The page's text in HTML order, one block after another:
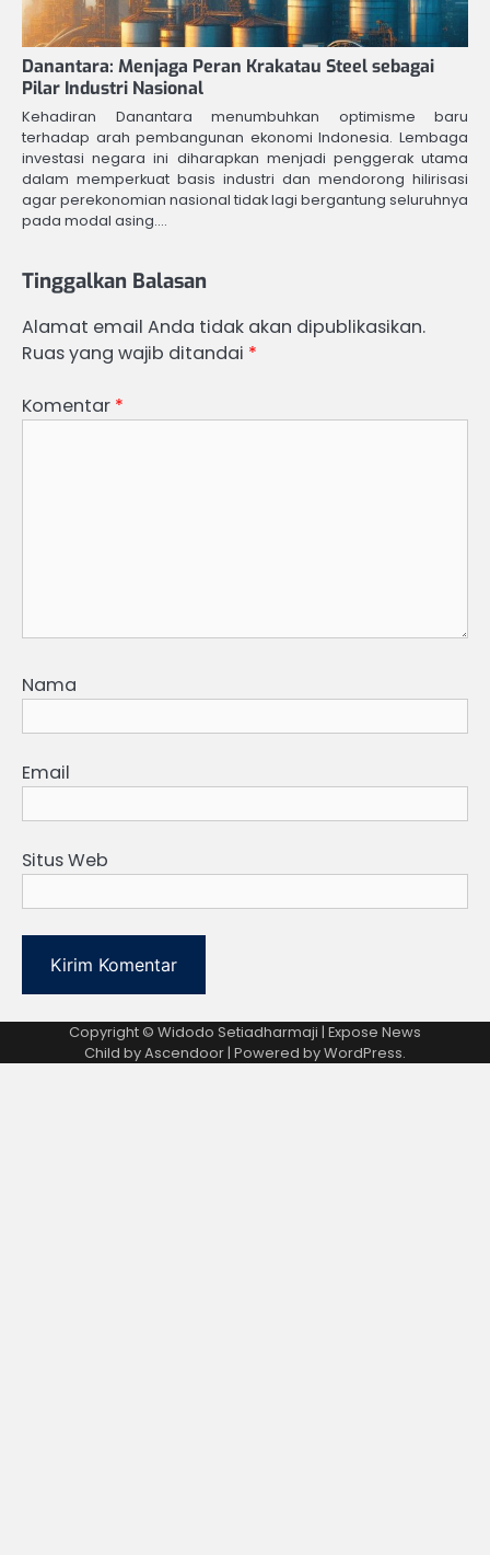
Danantara: Menjaga Peran Krakatau Steel sebagai
Pilar Industri Nasional
Kehadiran Danantara menumbuhkan optimisme baru
terhadap arah pembangunan ekonomi Indonesia. Lembaga
investasi negara ini diharapkan menjadi penggerak utama
dalam memperkuat basis industri dan mendorong hilirisasi
agar perekonomian nasional tidak lagi bergantung seluruhnya
pada modal asing.…
Tinggalkan Balasan
Alamat email Anda tidak akan dipublikasikan.
Ruas yang wajib ditandai *
Komentar *
Nama
Email
Situs Web
Copyright © Widodo Setiadharmaji | Expose News
Child byAscendoor| Powered byWordPress.